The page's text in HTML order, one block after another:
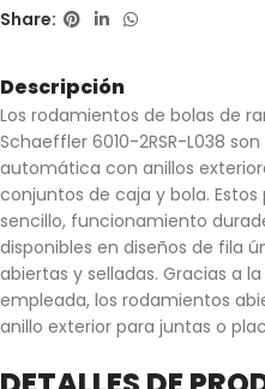
Share:
Descripción
Los rodamientos de bolas de
Schaeffler 6010-2RSR-L038
automática con anillos
conjuntos de caja y bola.
sencillo, funcionamiento
disponibles en diseños de fila
abiertas y selladas. Gracias a
empleada, los rodamientos
anillo exterior para juntas o